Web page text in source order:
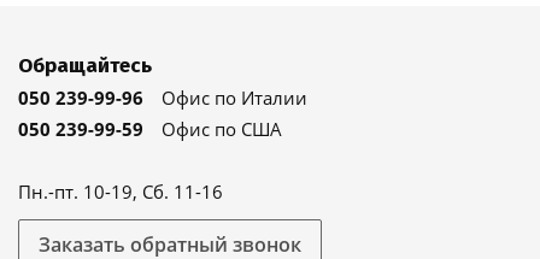
Обращайтесь
050 239-99-96
Офис по Италии
050 239-99-59
Офис по США
Пн.-пт. 10-19, Сб. 11-16
Заказать обратный звонок